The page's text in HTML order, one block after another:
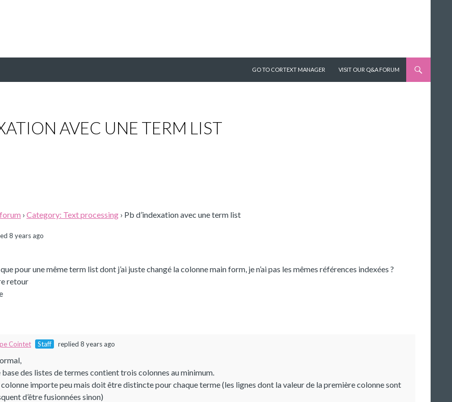
GO TO CORTEXT MANAGER
VISIT OUR Q&A FORUM
AVEC UNE TERM LIST
› Category: Text processing › Pb d’indexation avec une term list
8 years ago
pour une même term list dont j’ai juste changé la colonne main form, je n’ai pas les mêmes références indexées ?
retour
Cointet Staff replied 8 years ago
des listes de termes contient trois colonnes au minimum.
importe peu mais doit être distincte pour chaque terme (les lignes dont la valeur de la première colonne sont
d’être fusionnées sinon)